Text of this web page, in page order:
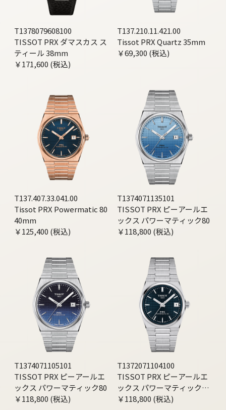
T1378079608100
TISSOT PRX ダマスカス ス
ティール 38mm
￥171,600 (税込)
T137.210.11.421.00
Tissot PRX Quartz 35mm
￥69,300 (税込)
T137.407.33.041.00
Tissot PRX Powermatic 80
40mm
￥125,400 (税込)
T1374071135101
TISSOT PRX ピーアールエ
ックス パワーマティック80
￥118,800 (税込)
T1374071105101
TISSOT PRX ピーアールエ
ックス パワーマティック80
￥118,800 (税込)
T1372071104100
TISSOT PRX ピーアールエ
ックス パワーマティック80
35MM
￥118,800 (税込)